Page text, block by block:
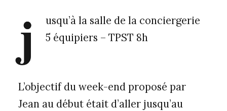
j
usqu’à la salle de la conciergerie
5 équipiers – TPST 8h
L’objectif du week-end proposé par
Jean au début était d’aller jusqu’au